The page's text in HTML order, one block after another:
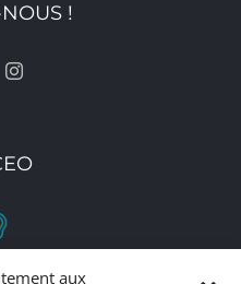
aux
!